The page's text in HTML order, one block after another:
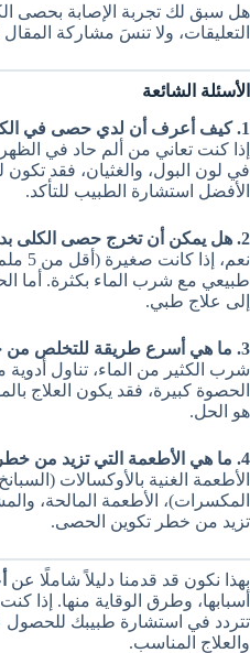
هل سبق لك تجربة الإصابة بحصى
التعليقات، ولا تنسَ مشاركة
الأسئلة الشائعة
1. كيف أعرف أن لدي حصى في الكلى؟
إذا كنت تعاني من ألم حاد في الظهر
في لون البول، والغثيان، فقد
الأفضل استشارة الطبيب للتأكد.
2. هل يمكن أن تخرج حصى الكلى بدون علاج؟
نعم،
طبيعي مع شرب الماء بكثرة. أما
إلى علاج طبي.
3. ما هي أسرع طريقة للتخلص من حصى الكلى؟
شرب الكثير من الماء، تناول
الحصوة كبيرة، فقد يكون العلاج
هو الحل.
4. ما هي الأطعمة التي تزيد من خطر تكون حصى الكلى؟
الأطعمة الغنية بالأوكسالات
المكسرات)، الأطعمة المالحة،
تزيد من خطر تكوين الحصى.
بهذا نكون قد قدمنا دليلاً شاملًا عن
أسبابها، وطرق الوقاية منها. إذا
تتردد في استشارة طبيبك
والعلاج المناسب.